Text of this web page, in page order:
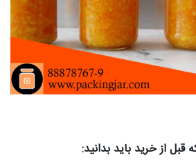
از خرید باید بدانید: